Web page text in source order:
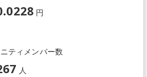
円
ティメンバー数
人